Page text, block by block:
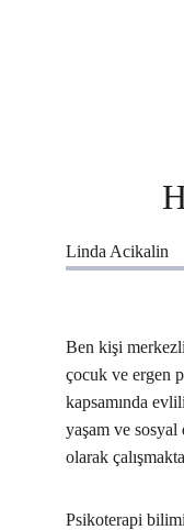
Ben kişi
çocuk ve ergen
kapsamında
yaşam ve sosyal
olarak
Psikoterapi
Linda Acikalin